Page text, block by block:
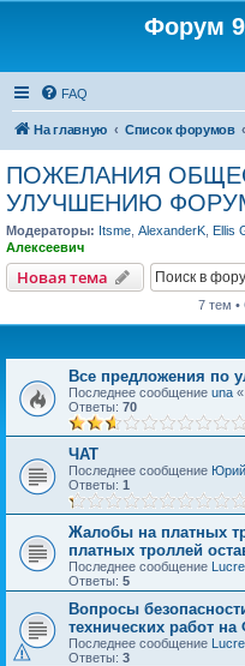
Форум
FAQ
На главную Список форумов
ПОЖЕЛАНИЯ
УЛУЧШЕНИЮ
Модераторы: Itsme AlexanderK Ellis
Алексеевич
Новая тема
7 тем •
Все предложения по
Последнее сообщение una «
Ответы: 70
ЧАТ
Последнее сообщение
Ответы: 1
Жалобы на платных
платных троллей
Последнее сообщение
Ответы: 5
Вопросы
технических работ
Последнее сообщение
Ответы: 3